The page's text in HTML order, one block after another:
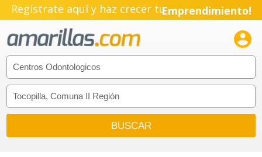
Regístrate aquí y haz crecer tuEmprendimiento!
